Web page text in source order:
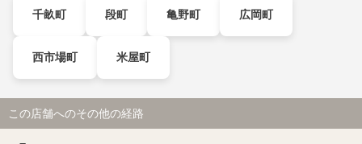
千畝町 段町 亀野町 広岡町
西市場町 米屋町
この店舗へのその他の経路